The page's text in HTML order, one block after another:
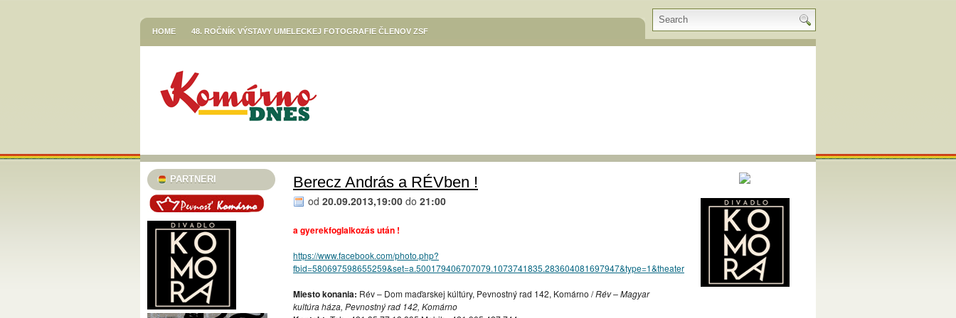
HOME 48. ROČNÍK VÝSTAVY UMELECKEJ FOTOGRAFIE ČLENOV ZSF
HOR SA DO RÍŠE ROZPRÁVOK
KNIŽNICA JÓZSEFA SZINNYEIHO V KOMÁRNE / SZINNYEI JÓZSEF KÖNYVTÁR, KOMÁROM
MESTSKÉ KULTÚRNE STREDISKO V KOMÁRNE / MSKS BÉNI EGRESSYHO /EGRESSY BÉNI VMKMESTSKÉ KULTÚRNE
SZINNYEI SZALON KÚTFESZT / 13. FESTIVAL KÚT
TURISTICKÁ INFORMAČNÁ KANCELÁRIA KOMÁRŇANSKÉ VÍNNE KORZO / KOMÁROMI BORKORZÓ
TARICS LORINCZ MARGIT SZINÉSZMÚZEUM
TATRA KINO MOZI KLUB VODNÉHO PÓLA KOMÁRNO
46. ČLENSKÁ VÝSTAVA / TAGSÁGI KIÁLÍTÁS / FOTOKLUB HELIOS KOMÁRNO / HELIOS FOTÓKLUB
MESTSKÝ KLUB DÔCHODCOV KOMÁRNO
PODUNAJSKÉ MÚZEUM V KOMÁRNE / VÝSTAVY 2024 KELEMEN ISTVÁN / VÝSTAVA ILUSTRÁCIÍ DETSKÝCH KNÍH
PARTNERI Berecz András a RÉVben !
od 20.09.2013,19:00 do 21:00
a gyerekfoglalkozás után !
https://www.facebook.com/photo.php?
fbid=580697598655259&set=a.500179406707079.1073741835.283604081697947&type=1&theater
Miesto konania: Rév – Dom maďarskej kúltúry, Pevnostný rad 142, Komárno /Rév – Magyar
kultúra háza, Pevnostný rad 142, Komárno